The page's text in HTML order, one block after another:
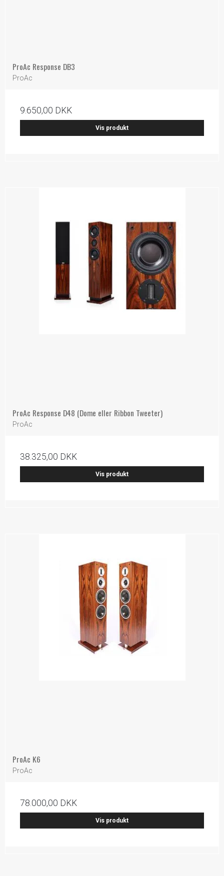
ProAc Response DB3
ProAc
9.650,00 DKK
Vis produkt
ProAc Response D48 (Dome eller Ribbon Tweeter)
ProAc
38.325,00 DKK
Vis produkt
ProAc K6
ProAc
78.000,00 DKK
Vis produkt